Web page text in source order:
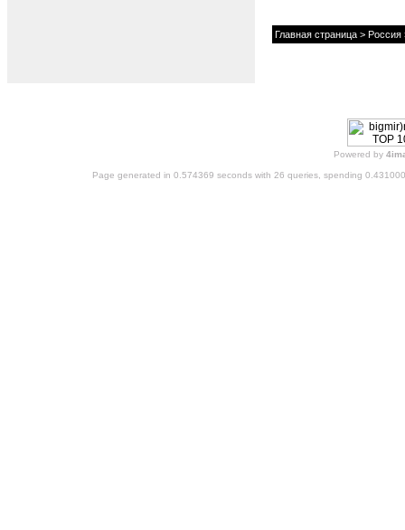
Главная страница > Россия
Powered by
Page generated in 0.574369 seconds with 26 queries, spending